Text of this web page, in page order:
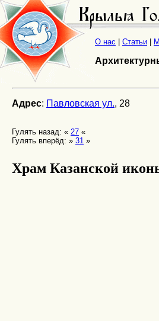
О нас Статьи
Адрес: Павловская ул., 28
Гулять назад: « 27 «
Гулять вперёд: » 31 »
Храм Казанской